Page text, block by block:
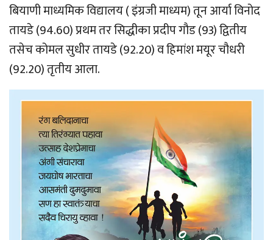
बियाणी माध्यमिक विद्यालय ( इंग्रजी माध्यम) तून आर्या विनोद
तायडे (94.60) प्रथम तर सिद्धीका प्रदीप गौड (93) द्वितीय
तसेच कोमल सुधीर तायडे (92.20) व हिमांश मयूर चौधरी
(92.20) तृतीय आला.